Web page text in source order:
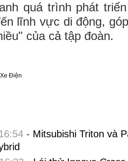
quá trình phát
lĩnh vực di động,
của cả tập đoàn.
Xe Điện
- Mitsubishi Triton và